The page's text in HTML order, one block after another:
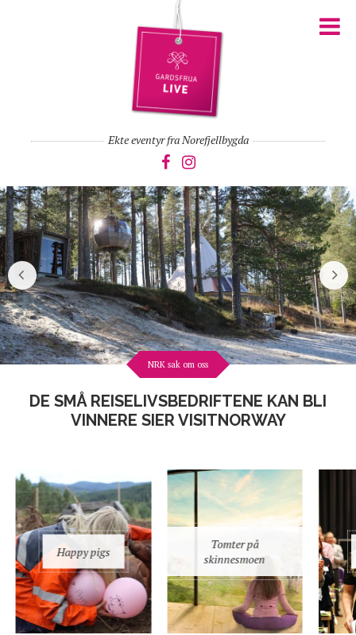
Ekte eventyr fra Norefjellbygda
NRK sak om oss
DE SMÅ REISELIVSBEDRIFTENE KAN BLI
VINNERE SIER VISITNORWAY
Happy pigs
Tomter på
skinnesmoen